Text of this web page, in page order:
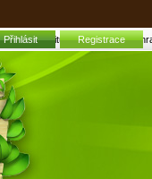
BGS Sada bitů 1/4" 100 dílů |
Přihlásit Registrace